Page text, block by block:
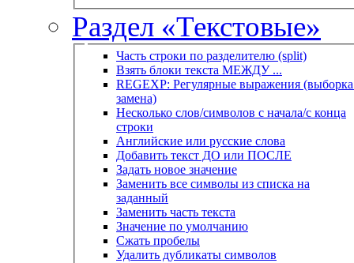
Раздел «Текстовые»
Часть строки по разделителю (split)
Взять блоки текста МЕЖДУ ...
REGEXP: Регулярные выражения
замена)
Несколько слов/символов с начала/с конца
строки
Английские или русские слова
Добавить текст ДО или ПОСЛЕ
Задать новое значение
Заменить все символы из списка на
заданный
Заменить часть текста
Значение по умолчанию
Сжать пробелы
Удалить дубликаты символов